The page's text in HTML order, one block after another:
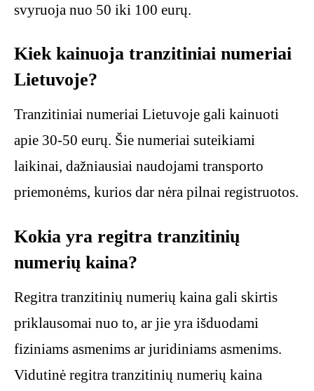
svyruoja nuo 50 iki 100 eurų.
Kiek kainuoja tranzitiniai numeriai
Lietuvoje?
Tranzitiniai numeriai Lietuvoje gali kainuoti
apie 30-50 eurų. Šie numeriai suteikiami
laikinai, dažniausiai naudojami transporto
priemonėms, kurios dar nėra pilnai registruotos.
Kokia yra regitra tranzitinių
numerių kaina?
Regitra tranzitinių numerių kaina gali skirtis
priklausomai nuo to, ar jie yra išduodami
fiziniams asmenims ar juridiniams asmenims.
Vidutinė regitra tranzitinių numerių kaina